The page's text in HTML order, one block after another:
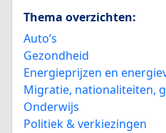
Thema overzichten:
Auto’s
Gezondheid
Energieprijzen en
Migratie, nationaliteiten,
Onderwijs
Politiek & verkiezingen